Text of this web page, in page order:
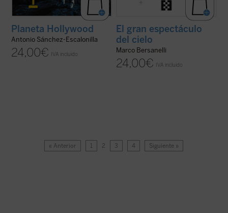
Planeta Hollywood
Antonio Sánchez-Escalonilla
24,00€ IVA incluido
El gran espectáculo
del cielo
Marco Bersanelli
24,00€ IVA incluido
« Anterior 1 2 3 4 Siguiente »